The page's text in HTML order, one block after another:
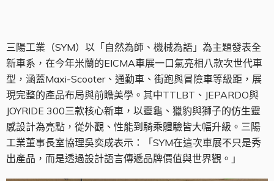
三陽工業（SYM）以「自然為師、機械為語」為主題發表全
新車系，在今年米蘭的EICMA車展一口氣亮相八款次世代車
型，涵蓋Maxi-Scooter、通勤車、街跑與冒險車等級距，展
現完整的產品布局與前瞻美學。其中TTLBT、JEPARDO與
JOYRIDE 300三款核心新車，以靈龜、獵豹與獅子的仿生靈
感設計為亮點，從外觀、性能到騎乘體驗皆大幅升級。三陽
工業董事長室協理吳奕成表示：「SYM在這次車展不只是秀
出產品，而是透過設計語言傳遞品牌價值與世界觀。」